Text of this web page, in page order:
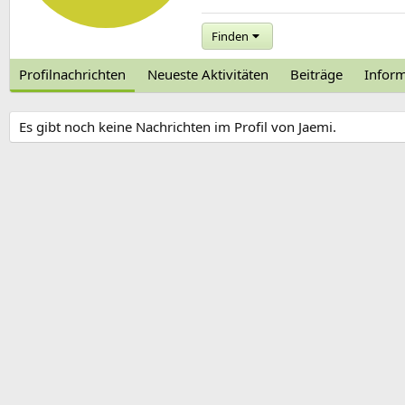
Finden
Profilnachrichten Neueste Aktivitäten Beiträge
Es gibt noch keine Nachrichten im Profil von Jaemi.